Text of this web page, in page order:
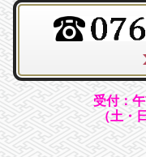
受付：
（土・